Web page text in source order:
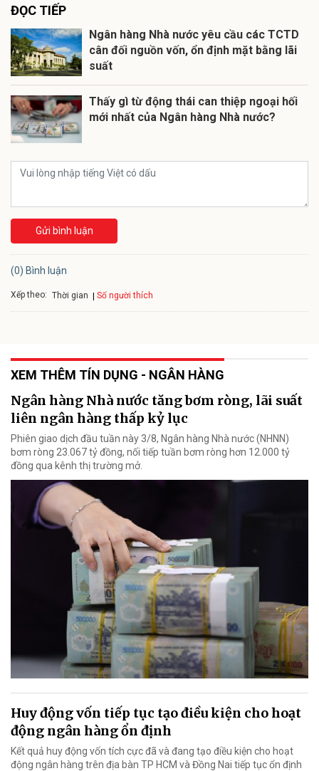
ĐỌC TIẾP
Ngân hàng Nhà nước yêu cầu các TCTD
cân đối nguồn vốn, ổn định mặt bằng lãi
suất
Thấy gì từ động thái can thiệp ngoại hối
mới nhất của Ngân hàng Nhà nước?
Gửi bình luận
(0) Bình luận
Xếp theo: Thời gian Số người thích
XEM THÊM TÍN DỤNG - NGÂN HÀNG
Ngân hàng Nhà nước tăng bơm ròng, lãi suất
liên ngân hàng thấp kỷ lục
Phiên giao dịch đầu tuần này 3/8, Ngân hàng Nhà nước (NHNN)
bơm ròng 23.067 tỷ đồng, nối tiếp tuần bơm ròng hơn 12.000 tỷ
đồng qua kênh thị trường mở.
Huy động vốn tiếp tục tạo điều kiện cho hoạt
động ngân hàng ổn định
Kết quả huy động vốn tích cực đã và đang tạo điều kiện cho hoạt
động ngân hàng trên địa bàn TP HCM và Đồng Nai tiếp tục ổn định